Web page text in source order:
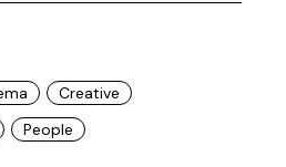
Creative
People